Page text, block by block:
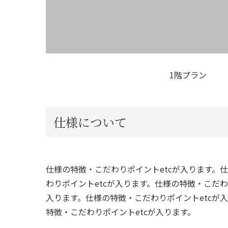
1階プラン
仕様について
仕様の特徴・こだわりポイントetcが入ります。
わりポイントetcが入ります。仕様の特徴・こだ
入ります。仕様の特徴・こだわりポイントetcが
特徴・こだわりポイントetcが入ります。